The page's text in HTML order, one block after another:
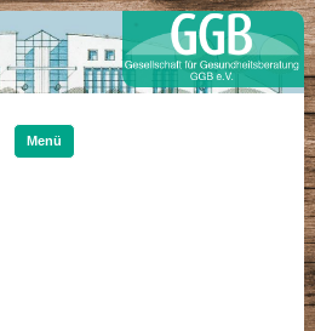
Menü